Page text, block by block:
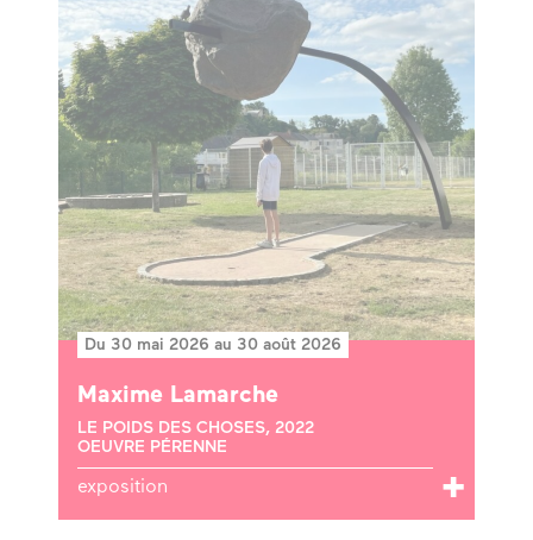
Du 30 mai 2026 au 30 août 2026
Maxime Lamarche
LE POIDS DES CHOSES, 2022
OEUVRE PÉRENNE
exposition